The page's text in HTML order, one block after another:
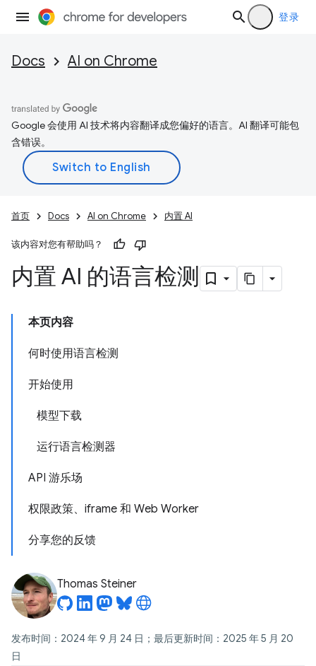
登录
Docs AI on Chrome
Google 会使用 AI 技术将内容翻译成您偏好的语言。AI 翻译可能包
含错误。
首页 Docs AI on Chrome 内置 AI
该内容对您有帮助吗？
内置 AI 的语言检测
本页内容
何时使用语言检测
开始使用
模型下载
运行语言检测器
API 游乐场
权限政策、iframe 和 Web Worker
分享您的反馈
Thomas Steiner
发布时间：2024 年 9 月 24 日；最后更新时间：2025 年 5 月 20
日